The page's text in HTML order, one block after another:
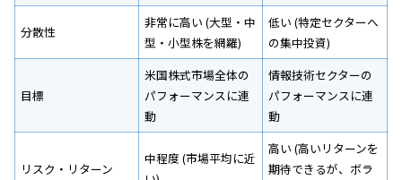
分散性
非常に高い (大型・中
型・小型株を網羅)
低い (特定セクターへ
の集中投資)
目標
米国株式市場全体の
パフォーマンスに連
動
情報技術セクターの
パフォーマンスに連
動
リスク・リターン
中程度 (市場平均に近
高い (高いリターンを
期待できるが、ボラ